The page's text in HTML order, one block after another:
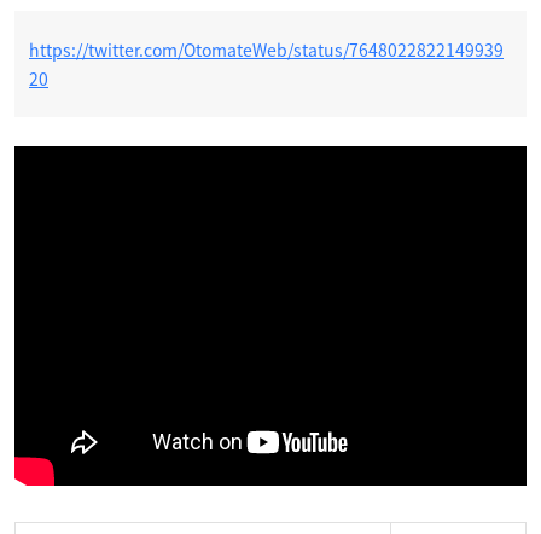
https://twitter.com/OtomateWeb/status/7648022822149939
20